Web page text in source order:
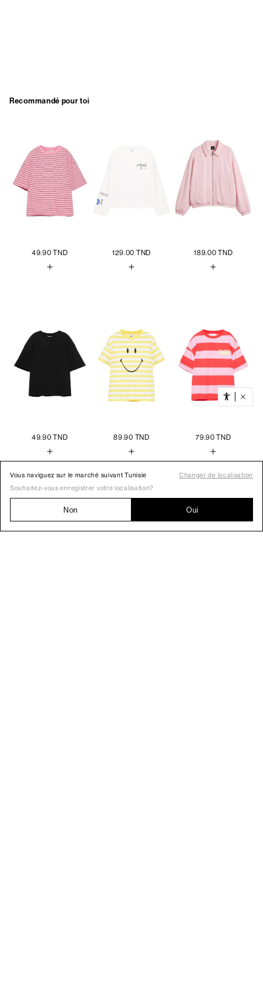
Vous naviguez sur le marché suivant Tunisie
Changer de localisation
Souhaitez-vous enregistrer votre localisation?
Non Oui